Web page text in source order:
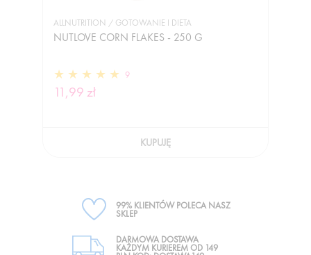
ALLNUTRITION / GOTOWANIE I DIETA
NUTLOVE CORN FLAKES - 250 G
9
11,99 zł
KUPUJĘ
99% KLIENTÓW POLECA NASZ
SKLEP
DARMOWA DOSTAWA
KAŻDYM KURIEREM OD 149